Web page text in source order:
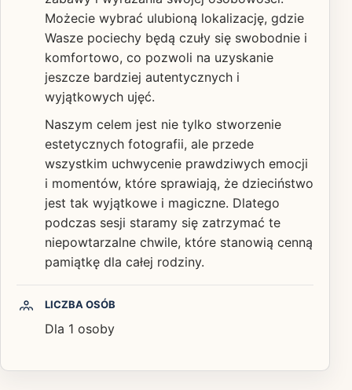
Możecie wybrać ulubioną lokalizację, gdzie
Wasze pociechy będą czuły się swobodnie i
komfortowo, co pozwoli na uzyskanie
jeszcze bardziej autentycznych i
wyjątkowych ujęć.
Naszym celem jest nie tylko stworzenie
estetycznych fotografii, ale przede
wszystkim uchwycenie prawdziwych emocji
i momentów, które sprawiają, że dzieciństwo
jest tak wyjątkowe i magiczne. Dlatego
podczas sesji staramy się zatrzymać te
niepowtarzalne chwile, które stanowią cenną
pamiątkę dla całej rodziny.
LICZBA OSÓB
Dla 1 osoby